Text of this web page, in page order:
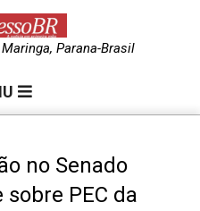
Parana-Brasil
no Senado
PEC da